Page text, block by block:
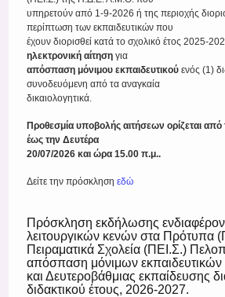
υπηρετούν από 1-9-2026 ή της περιοχής
περίπτωση των εκπαιδευτικών που
έχουν διορισθεί κατά το σχολικό έτος 2025-
ηλεκτρονική αίτηση για
απόσπαση μόνιμου εκπαιδευτικού ενός (1)
συνοδευόμενη από τα αναγκαία
δικαιολογητικά.
Προθεσμία υποβολής αιτήσεων ορίζεται από
έως την Δευτέρα
20/07/2026 και ώρα 15.00 π.μ..
Δείτε την πρόσκλησηεδώ
Πρόσκληση εκδήλωσης
λειτουργικών κενών στα Πρότυπα
Πειραματικά Σχολεία (ΠΕΙ.Σ.)
απόσπαση μόνιμων
και Δευτεροβάθμιας εκπαίδευσης
διδακτικού έτους, 2026-2027.